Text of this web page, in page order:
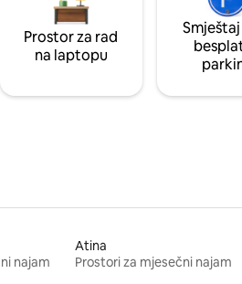
Prostor za rad
na laptopu
najam
Atina
Prostori za mjesečni najam